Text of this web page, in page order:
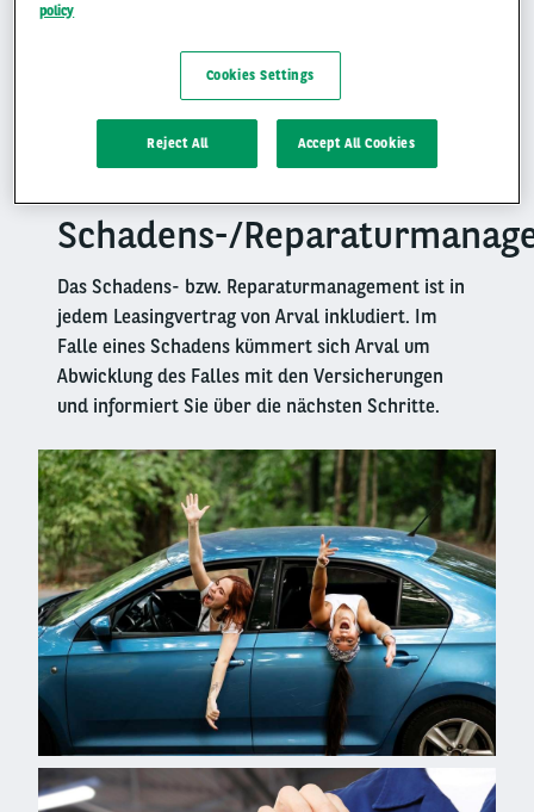
Fahrzeugs - samt Risiken - übernehmen.
Für Kunden verschwindet damit einer der
lästigsten Faktoren: das Auto irgendwann selber
verkaufen und hoffen zu müssen, dass Sie einen
akzeptablen Preis erzielen.
columnSchadens-/
Das Schadens- bzw. Reparaturmanagement ist in
jedem Leasingvertrag von Arval inkludiert. Im
Falle eines Schadens kümmert sich Arval um
Abwicklung des Falles mit den Versicherungen
und informiert Sie über die nächsten Schritte.
Right
column
Left
policy
Cookies Settings
Reject All Accept All Cookies